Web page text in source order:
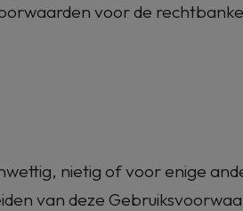
voor de
nietig of voor enige
van deze